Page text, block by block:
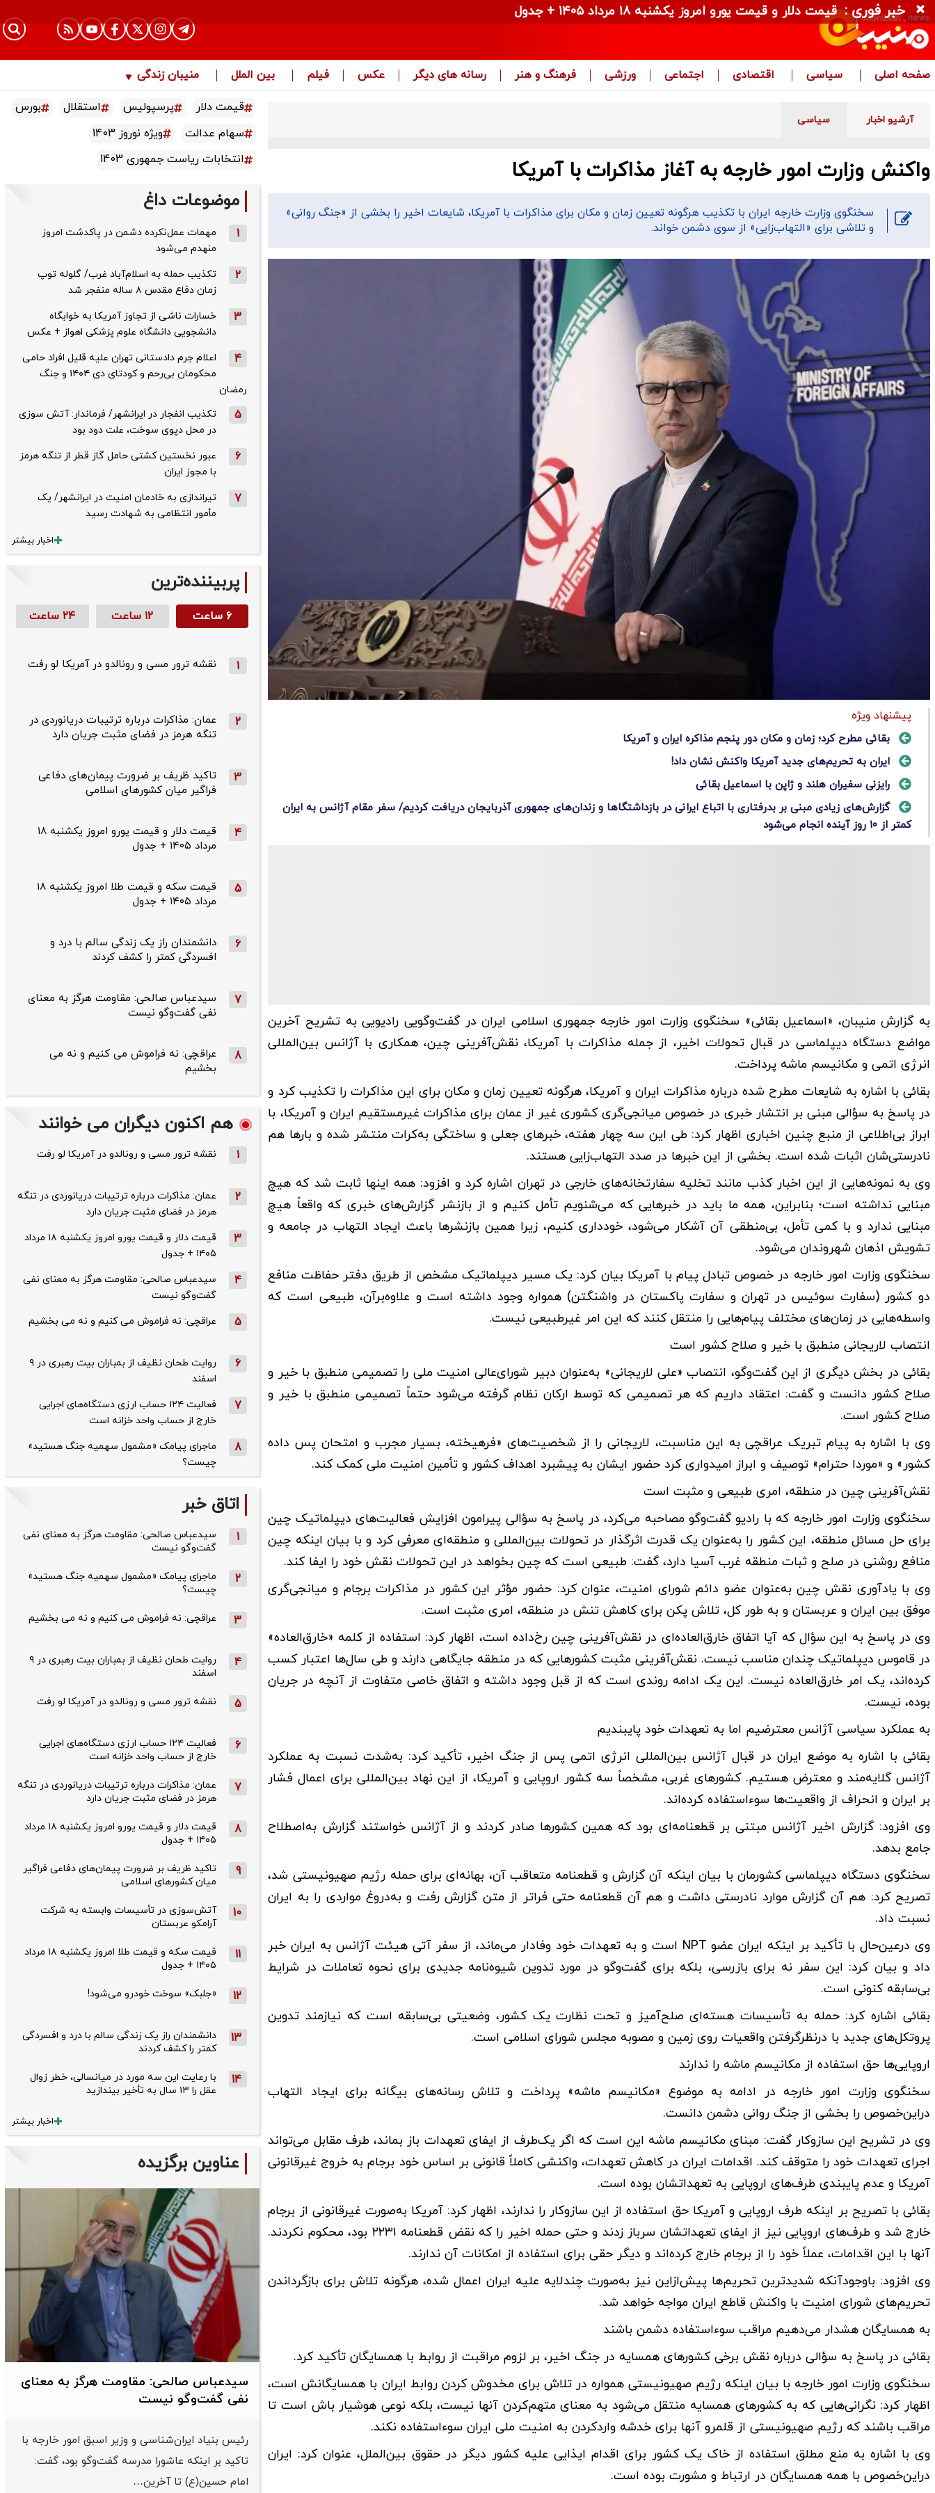
صفحه اصلی سیاسی اقتصادی اجتماعی ورزشی فرهنگ و هنر رسانه های دیگر عکس فیلم بین الملل منیبان زندگی
آرشیو اخبار سیاسی
واکنش وزارت امور خارجه به آغاز مذاکرات با آمریکا
سخنگوی وزارت خارجه ایران با تکذیب هرگونه تعیین زمان و مکان برای مذاکرات با آمریکا، شایعات اخیر را بخشی از «جنگ روانی»
و تلاشی برای «التهاب‌زایی» از سوی دشمن خواند.
پیشنهاد ویژه
بقائی مطرح کرد؛ زمان و مکان دور پنجم مذاکره ایران و آمریکا
ایران به تحریم‌های جدید آمریکا واکنش نشان داد!
رایزنی سفیران هلند و ژاپن با اسماعیل بقائی
گزارش‌های زیادی مبنی بر بدرفتاری با اتباع ایرانی در بازداشتگا‌ها و زندان‌های جمهوری آذربایجان دریافت کردیم/ سفر مقام آژانس به ایران
کمتر از ۱۰ روز آینده انجام می‌شود
به گزارش منیبان، «اسماعیل بقائی» سخنگوی وزارت امور خارجه جمهوری اسلامی ایران در گفت‌وگویی رادیویی به تشریح آخرین
مواضع دستگاه دیپلماسی در قبال تحولات اخیر، از جمله مذاکرات با آمریکا، نقش‌آفرینی چین، همکاری با آژانس بین‌المللی
انرژی اتمی و مکانیسم ماشه پرداخت.
بقائی با اشاره به شایعات مطرح شده درباره مذاکرات ایران و آمریکا، هرگونه تعیین زمان و مکان برای این مذاکرات را تکذیب کرد و
در پاسخ به سؤالی مبنی بر انتشار خبری در خصوص میانجی‌گری کشوری غیر از عمان برای مذاکرات غیرمستقیم ایران و آمریکا، با
ابراز بی‌اطلاعی از منبع چنین اخباری اظهار کرد: طی این سه چهار هفته، خبرهای جعلی و ساختگی به‌کرات منتشر شده و بارها هم
نادرستی‌شان اثبات شده است. بخشی از این خبرها در صدد التهاب‌زایی هستند.
وی به نمونه‌هایی از این اخبار کذب مانند تخلیه سفارتخانه‌های خارجی در تهران اشاره کرد و افزود: همه اینها ثابت شد که هیچ
مبنایی نداشته است؛ بنابراین، همه ما باید در خبرهایی که می‌شنویم تأمل کنیم و از بازنشر گزارش‌های خبری که واقعاً هیچ
مبنایی ندارد و با کمی تأمل، بی‌منطقی آن آشکار می‌شود، خودداری کنیم، زیرا همین بازنشرها باعث ایجاد التهاب در جامعه و
تشویش اذهان شهروندان می‌شود.
سخنگوی وزارت امور خارجه در خصوص تبادل پیام با آمریکا بیان کرد: یک مسیر دیپلماتیک مشخص از طریق دفتر حفاظت منافع
دو کشور (سفارت سوئیس در تهران و سفارت پاکستان در واشنگتن) همواره وجود داشته است و علاوه‌برآن، طبیعی است که
واسطه‌هایی در زمان‌های مختلف پیام‌هایی را منتقل کنند که این امر غیرطبیعی نیست.
انتصاب لاریجانی منطبق با خیر و صلاح کشور است
بقائی در بخش دیگری از این گفت‌وگو، انتصاب «علی لاریجانی» به‌عنوان دبیر شورای‌عالی امنیت ملی را تصمیمی منطبق با خیر و
صلاح کشور دانست و گفت: اعتقاد داریم که هر تصمیمی که توسط ارکان نظام گرفته می‌شود حتماً تصمیمی منطبق با خیر و
صلاح کشور است.
وی با اشاره به پیام تبریک عراقچی به این مناسبت، لاریجانی را از شخصیت‌های «فرهیخته، بسیار مجرب و امتحان پس داده
کشور» و «موردا حترام» توصیف و ابراز امیدواری کرد حضور ایشان به پیشبرد اهداف کشور و تأمین امنیت ملی کمک کند.
نقش‌آفرینی چین در منطقه، امری طبیعی و مثبت است
سخنگوی وزارت امور خارجه که با رادیو گفت‌وگو مصاحبه می‌کرد، در پاسخ به سؤالی پیرامون افزایش فعالیت‌های دیپلماتیک چین
برای حل مسائل منطقه، این کشور را به‌عنوان یک قدرت اثرگذار در تحولات بین‌المللی و منطقه‌ای معرفی کرد و با بیان اینکه چین
منافع روشنی در صلح و ثبات منطقه غرب آسیا دارد، گفت: طبیعی است که چین بخواهد در این تحولات نقش خود را ایفا کند.
وی با یادآوری نقش چین به‌عنوان عضو دائم شورای امنیت، عنوان کرد: حضور مؤثر این کشور در مذاکرات برجام و میانجی‌گری
موفق بین ایران و عربستان و به طور کل، تلاش پکن برای کاهش تنش در منطقه، امری مثبت است.
وی در پاسخ به این سؤال که آیا اتفاق خارق‌العاده‌ای در نقش‌آفرینی چین رخ‌داده است، اظهار کرد: استفاده از کلمه «خارق‌العاده»
در قاموس دیپلماتیک چندان مناسب نیست. نقش‌آفرینی مثبت کشورهایی که در منطقه جایگاهی دارند و طی سال‌ها اعتبار کسب
کرده‌اند، یک امر خارق‌العاده نیست. این یک ادامه روندی است که از قبل وجود داشته و اتفاق خاصی متفاوت از آنچه در جریان
بوده، نیست.
به عملکرد سیاسی آژانس معترضیم اما به تعهدات خود پایبندیم
بقائی با اشاره به موضع ایران در قبال آژانس بین‌المللی انرژی اتمی پس از جنگ اخیر، تأکید کرد: به‌شدت نسبت به عملکرد
آژانس گلایه‌مند و معترض هستیم. کشورهای غربی، مشخصاً سه کشور اروپایی و آمریکا، از این نهاد بین‌المللی برای اعمال فشار
بر ایران و انحراف از واقعیت‌ها سوءاستفاده کرده‌اند.
وی افزود: گزارش اخیر آژانس مبتنی بر قطعنامه‌ای بود که همین کشورها صادر کردند و از آژانس خواستند گزارش به‌اصطلاح
جامع بدهد.
سخنگوی دستگاه دیپلماسی کشورمان با بیان اینکه آن گزارش و قطعنامه متعاقب آن، بهانه‌ای برای حمله رژیم صهیونیستی شد،
تصریح کرد: هم آن گزارش موارد نادرستی داشت و هم آن قطعنامه حتی فراتر از متن گزارش رفت و به‌دروغ مواردی را به ایران
نسبت داد.
وی درعین‌حال با تأکید بر اینکه ایران عضو NPT است و به تعهدات خود وفادار می‌ماند، از سفر آتی هیئت آژانس به ایران خبر
داد و بیان کرد: این سفر نه برای بازرسی، بلکه برای گفت‌وگو در مورد تدوین شیوه‌نامه جدیدی برای نحوه تعاملات در شرایط
بی‌سابقه کنونی است.
بقائی اشاره کرد: حمله به تأسیسات هسته‌ای صلح‌آمیز و تحت نظارت یک کشور، وضعیتی بی‌سابقه است که نیازمند تدوین
پروتکل‌های جدید با درنظرگرفتن واقعیات روی زمین و مصوبه مجلس شورای اسلامی است.
اروپایی‌ها حق استفاده از مکانیسم ماشه را ندارند
سخنگوی وزارت امور خارجه در ادامه به موضوع «مکانیسم ماشه» پرداخت و تلاش رسانه‌های بیگانه برای ایجاد التهاب
دراین‌خصوص را بخشی از جنگ روانی دشمن دانست.
وی در تشریح این سازوکار گفت: مبنای مکانیسم ماشه این است که اگر یک‌طرف از ایفای تعهدات باز بماند، طرف مقابل می‌تواند
اجرای تعهدات خود را متوقف کند. اقدامات ایران در کاهش تعهدات، واکنشی کاملاً قانونی بر اساس خود برجام به خروج غیرقانونی
آمریکا و عدم پایبندی طرف‌های اروپایی به تعهداتشان بوده است.
بقائی با تصریح بر اینکه طرف اروپایی و آمریکا حق استفاده از این سازوکار را ندارند، اظهار کرد: آمریکا به‌صورت غیرقانونی از برجام
خارج شد و طرف‌های اروپایی نیز از ایفای تعهداتشان سرباز زدند و حتی حمله اخیر را که نقض قطعنامه ۲۲۳۱ بود، محکوم نکردند.
آنها با این اقدامات، عملاً خود را از برجام خارج کرده‌اند و دیگر حقی برای استفاده از امکانات آن ندارند.
وی افزود: باوجودآنکه شدیدترین تحریم‌ها پیش‌ازاین نیز به‌صورت چندلایه علیه ایران اعمال شده، هرگونه تلاش برای بازگرداندن
تحریم‌های شورای امنیت با واکنش قاطع ایران مواجه خواهد شد.
به همسایگان هشدار می‌دهیم مراقب سوءاستفاده دشمن باشند
بقائی در پاسخ به سؤالی درباره نقش برخی کشورهای همسایه در جنگ اخیر، بر لزوم مراقبت از روابط با همسایگان تأکید کرد.
سخنگوی وزارت امور خارجه با بیان اینکه رژیم صهیونیستی همواره در تلاش برای مخدوش کردن روابط ایران با همسایگانش است،
اظهار کرد: نگرانی‌هایی که به کشورهای همسایه منتقل می‌شود به معنای متهم‌کردن آنها نیست، بلکه نوعی هوشیار باش است تا
مراقب باشند که رژیم صهیونیستی از قلمرو آنها برای خدشه واردکردن به امنیت ملی ایران سوءاستفاده نکند.
وی با اشاره به منع مطلق استفاده از خاک یک کشور برای اقدام ایذایی علیه کشور دیگر در حقوق بین‌الملل، عنوان کرد: ایران
دراین‌خصوص با همه همسایگان در ارتباط و مشورت بوده است.
قیمت دلار پرسپولیس استقلال
بورس
سهام عدالت
ویژه نوروز 1403
انتخابات ریاست جمهوری 1403
موضوعات داغ
1
مهمات عمل‌نکرده دشمن در پاکدشت امروز
منهدم می‌شود
2
تکذیب حمله به اسلام‌آباد غرب/ گلوله توپ
زمان دفاع مقدس ۸ ساله منفجر شد
3
خسارات ناشی از تجاوز آمریکا به خوابگاه
دانشجویی دانشگاه علوم پزشکی اهواز + عکس
4
اعلام جرم دادستانی تهران علیه قلیل افراد حامی
محکومان بی‌رحم و کودتای دی‌ ۱۴۰۴ و جنگ
رمضان
5
تکذیب ‌انفجار در ایرانشهر/ فرماندار: آتش سوزی
در محل دپوی سوخت، علت دود بود
6
عبور نخستین کشتی حامل گاز قطر از تنگه هرمز
با مجوز ایران
7
تیراندازی به خادمان امنیت در ایرانشهر/ یک
مأمور انتظامی به شهادت رسید
اخبار بیشتر
پربیننده‌ترین
۶ ساعت ۱۲ ساعت ۲۴ ساعت
1 نقشه ترور مسی و رونالدو در آمریکا لو رفت
2
عمان: مذاکرات درباره ترتیبات دریانوردی در
تنگه هرمز در فضای مثبت جریان دارد
3
تاکید ظریف بر ضرورت پیمان‌های دفاعی
فراگیر میان کشورهای اسلامی
4
قیمت دلار و قیمت یورو امروز یکشنبه ۱۸
مرداد ۱۴۰۵ + جدول
5
قیمت سکه و قیمت طلا امروز یکشنبه ۱۸
مرداد ۱۴۰۵ + جدول
6
دانشمندان راز یک زندگی سالم با درد و
افسردگی کمتر را کشف کردند
7
سیدعباس صالحی: مقاومت هرگز به معنای
نفی گفت‌وگو نیست
8
عراقچی: نه فراموش می کنیم و نه می
بخشیم
هم اکنون دیگران می خوانند
1 نقشه ترور مسی و رونالدو در آمریکا لو رفت
2
عمان: مذاکرات درباره ترتیبات دریانوردی در تنگه
هرمز در فضای مثبت جریان دارد
3
قیمت دلار و قیمت یورو امروز یکشنبه ۱۸ مرداد
۱۴۰۵ + جدول
4
سیدعباس صالحی: مقاومت هرگز به معنای نفی
گفت‌وگو نیست
5 عراقچی: نه فراموش می کنیم و نه می بخشیم
6
روایت طحان‌ نظیف از بمباران بیت رهبری در ۹
اسفند
7
فعالیت ۱۲۴ حساب ارزی دستگاه‌های اجرایی
خارج از حساب واحد خزانه است
8
ماجرای پیامک «مشمول سهمیه جنگ هستید»
چیست؟
اتاق خبر
1
سیدعباس صالحی: مقاومت هرگز به معنای نفی
گفت‌وگو نیست
2
ماجرای پیامک «مشمول سهمیه جنگ هستید»
چیست؟
3 عراقچی: نه فراموش می کنیم و نه می بخشیم
4
روایت طحان‌ نظیف از بمباران بیت رهبری در ۹
اسفند
5 نقشه ترور مسی و رونالدو در آمریکا لو رفت
6
فعالیت ۱۲۴ حساب ارزی دستگاه‌های اجرایی
خارج از حساب واحد خزانه است
7
عمان: مذاکرات درباره ترتیبات دریانوردی در تنگه
هرمز در فضای مثبت جریان دارد
8
قیمت دلار و قیمت یورو امروز یکشنبه ۱۸ مرداد
۱۴۰۵ + جدول
9
تاکید ظریف بر ضرورت پیمان‌های دفاعی فراگیر
میان کشورهای اسلامی
10
آتش‌سوزی در تأسیسات وابسته به شرکت
آرامکو عربستان
11
قیمت سکه و قیمت طلا امروز یکشنبه ۱۸ مرداد
۱۴۰۵ + جدول
12 «جلبک» سوخت خودرو می‌شود!
13
دانشمندان راز یک زندگی سالم با درد و افسردگی
کمتر را کشف کردند
14
با رعایت این سه مورد در میانسالی، خطر زوال
عقل را ۱۳ سال به تأخیر بیندازید
اخبار بیشتر
عناوین برگزیده
سیدعباس صالحی: مقاومت هرگز به معنای
نفی گفت‌وگو نیست
رئیس بنیاد ایران‌شناسی و وزیر اسبق امور خارجه با
تاکید بر اینکه عاشورا مدرسه گفت‌وگو بود، گفت:
امام حسین(ع) تا آخرین…
خبر فوری : قیمت دلار و قیمت یورو امروز یکشنبه ۱۸ مرداد ۱۴۰۵ + جدول